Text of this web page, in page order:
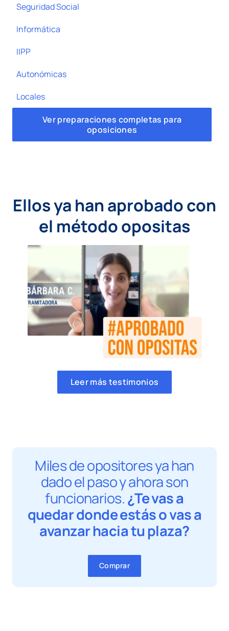
Seguridad Social
Informática
IIPP
Autonómicas
Locales
Ver preparaciones completas para
oposiciones
Ellos ya han aprobado con
el método opositas
Leer más testimonios
Miles de opositores ya han
dado el paso y ahora son
funcionarios.¿Te vas a
quedar donde estás o vas a
avanzar hacia tu plaza?
Comprar